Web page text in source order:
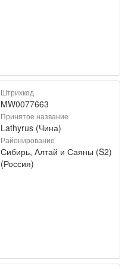
Штрихкод
MW0077663
Принятое название
Lathyrus (Чина)
Районирование
Сибирь, Алтай и Саяны (S2)
(Россия)